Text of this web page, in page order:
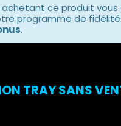
achetant ce produit vous
programme de
.
TRAY SANS